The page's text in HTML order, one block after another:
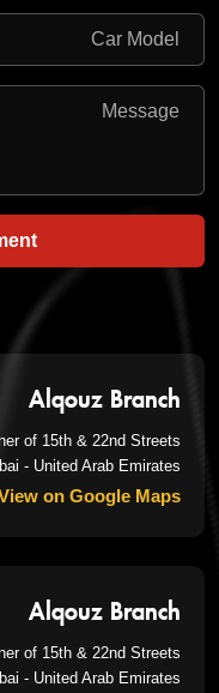
Alqouz Branch
of 15th & 22nd Streets,
- United Arab Emirates
on Google Maps
Alqouz Branch
of 15th & 22nd Streets,
- United Arab Emirates